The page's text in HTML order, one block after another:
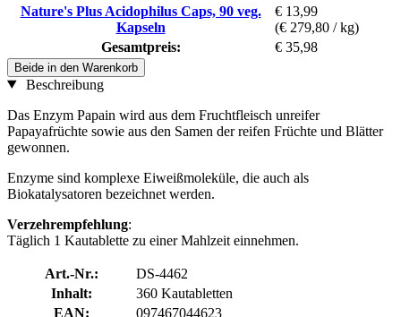
Nature's Plus Acidophilus Caps, 90 veg.
Kapseln
€ 13,99
(€ 279,80 / kg)
Gesamtpreis:
€ 35,98
Beide in den Warenkorb
Beschreibung
Das Enzym Papain wird aus dem Fruchtfleisch unreifer
Papayafrüchte sowie aus den Samen der reifen Früchte und Blätter
gewonnen.
Enzyme sind komplexe Eiweißmoleküle, die auch als
Biokatalysatoren bezeichnet werden.
Verzehrempfehlung:
Täglich 1 Kautablette zu einer Mahlzeit einnehmen.
Art.-Nr.:
DS-4462
Inhalt:
360 Kautabletten
EAN:
097467044623